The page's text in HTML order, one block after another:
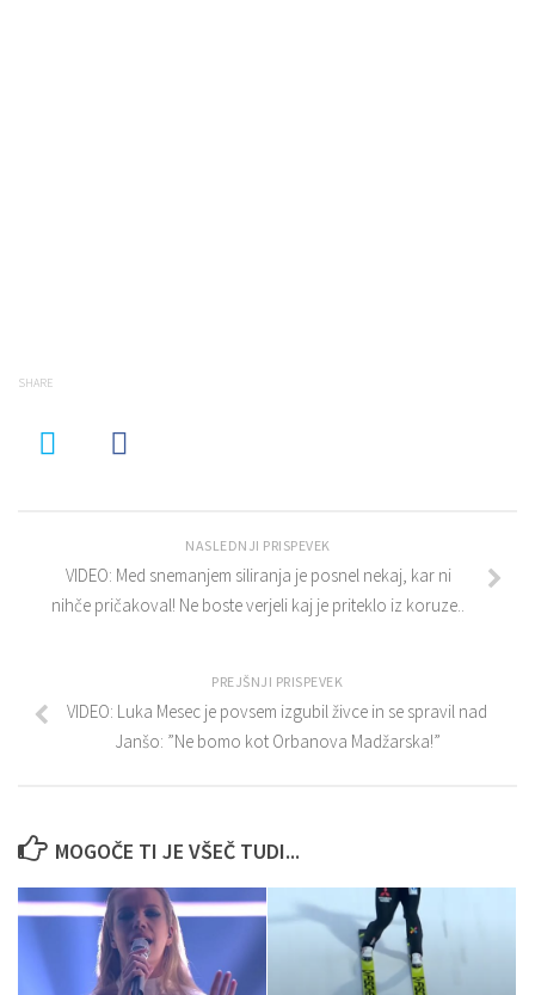
SHARE
NASLEDNJI PRISPEVEK
VIDEO: Med snemanjem siliranja je posnel nekaj, kar ni
nihče pričakoval! Ne boste verjeli kaj je priteklo iz koruze..
PREJŠNJI PRISPEVEK
VIDEO: Luka Mesec je povsem izgubil živce in se spravil nad
Janšo: ”Ne bomo kot Orbanova Madžarska!”
MOGOČE TI JE VŠEČ TUDI...